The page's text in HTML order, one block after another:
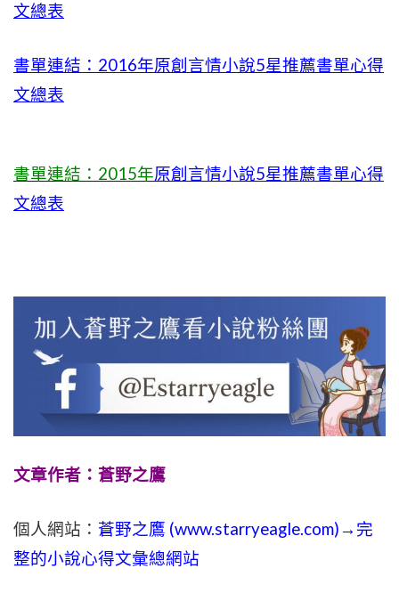
文總表
書單連結：2016年原創言情小說5星推薦書單心得
文總表
書單連結：2015年原創言情小說5星推薦書單心得
文總表
文章作者：蒼野之鷹
個人網站： 蒼野之鷹 (www.starryeagle.com)→完
整的小說心得文彙總網站